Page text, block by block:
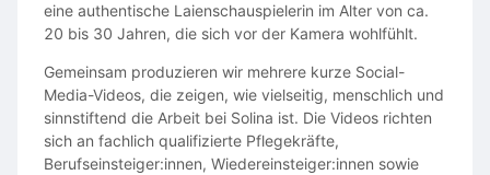
eine authentische Laienschauspielerin im Alter von ca.
20 bis 30 Jahren, die sich vor der Kamera wohlfühlt.
Gemeinsam produzieren wir mehrere kurze Social-
Media-Videos, die zeigen, wie vielseitig, menschlich und
sinnstiftend die Arbeit bei Solina ist. Die Videos richten
sich an fachlich qualifizierte Pflegekräfte,
Berufseinsteiger:innen, Wiedereinsteiger:innen sowie